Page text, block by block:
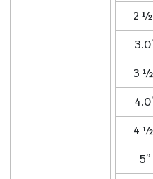
2
3
4
5”